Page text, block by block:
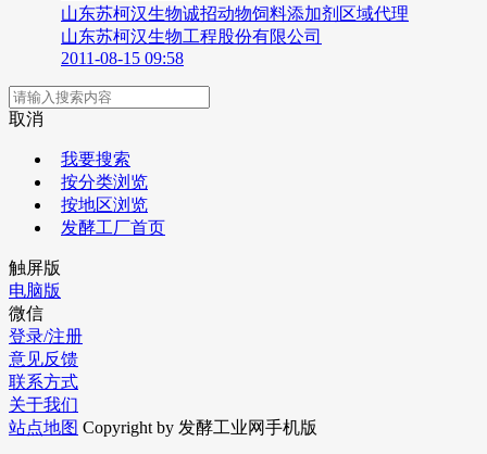
山东苏柯汉生物诚招动物饲料添加剂区域代理
山东苏柯汉生物工程股份有限公司
2011-08-15 09:58
取消
我要搜索
按分类浏览
按地区浏览
发酵工厂首页
触屏版
电脑版
微信
登录/注册
意见反馈
联系方式
关于我们
站点地图 Copyright by 发酵工业网手机版